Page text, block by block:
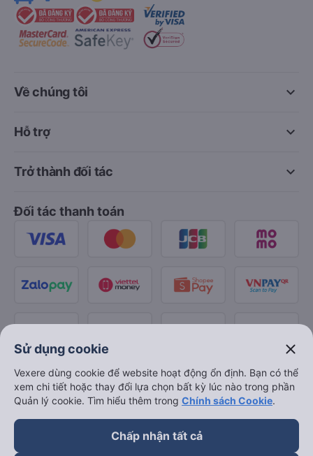
keyboard_arrow_down
Về chúng tôi
keyboard_arrow_down
Hỗ trợ
keyboard_arrow_down
Trở thành đối tác
Đối tác thanh toán
Sử dụng cookie close
Vexere dùng cookie để website hoạt động ổn định. Bạn có thể
xem chi tiết hoặc thay đổi lựa chọn bất kỳ lúc nào trong phần
Quản lý cookie. Tìm hiểu thêm trong Chính sách Cookie.
Chấp nhận tất cả